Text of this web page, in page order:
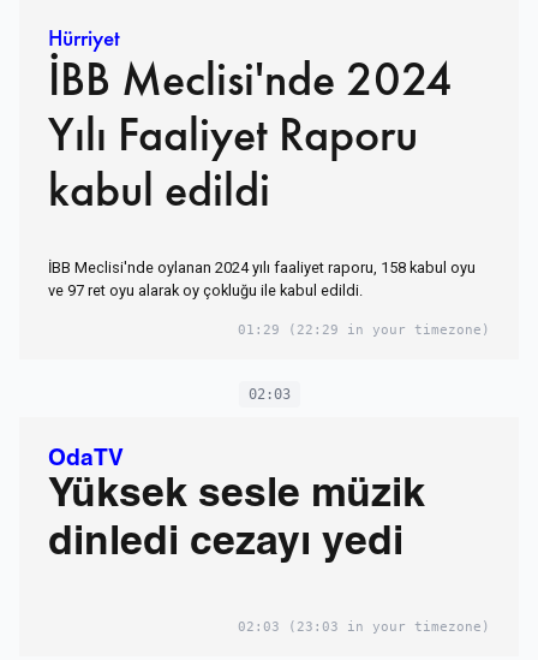
Hürriyet
İBB Meclisi'nde 2024
Yılı Faaliyet Raporu
kabul edildi
İBB Meclisi'nde oylanan 2024 yılı faaliyet raporu, 158 kabul oyu
ve 97 ret oyu alarak oy çokluğu ile kabul edildi.
01:29 (22:29 in your timezone)
02:03
OdaTV
Yüksek sesle müzik
dinledi cezayı yedi
02:03 (23:03 in your timezone)